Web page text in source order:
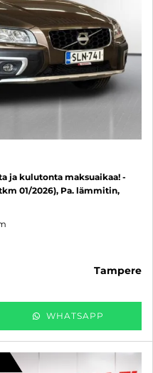
ja kulutonta maksuaikaa! -
01/2026), Pa. lämmitin,
tampere
WHATSAPP